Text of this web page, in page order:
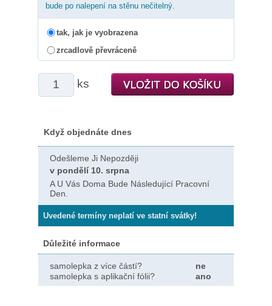
bude po nalepení na stěnu nečitelný.
tak, jak je vyobrazena
zrcadlově převráceně
ks
Když objednáte dnes
Odešleme Ji Nepozději
v pondělí 10. srpna
A U Vás Doma Bude Následující Pracovní
Den.
Uvedené termíny neplatí ve statní svátky!
Důležité informace
samolepka z více částí?
ne
samolepka s aplikační fólii?
ano